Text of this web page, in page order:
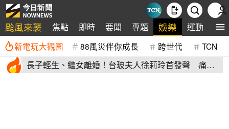
颱風來襲 焦點 即時 要聞 專題 娛樂 運動 全
新電玩大觀園 88風災伴你成長 跨世代 TCN
長子輕生、繼女離婚！台玻夫人徐莉玲首發聲 痛揭